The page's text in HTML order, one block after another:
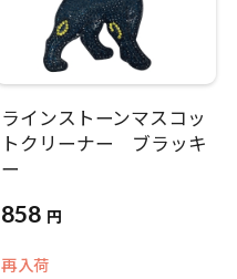
ラインストーンマスコッ
トクリーナー ブラッキ
ー
858 円
再入荷